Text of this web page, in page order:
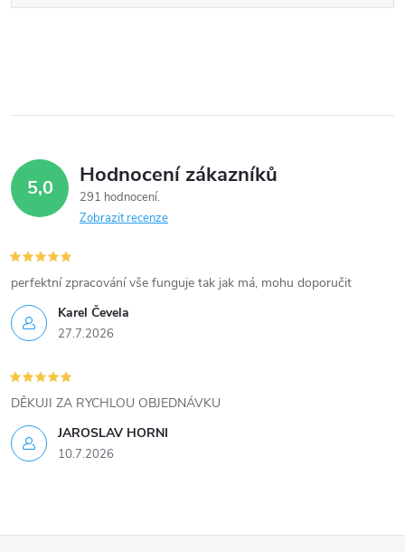
5,0 Hodnocení zákazníků
291 hodnocení
Zobrazit recenze
Karel Čevela
27.7.2026
perfektní zpracování vše funguje tak jak má, mohu doporučit
JAROSLAV HORNI
10.7.2026
DĚKUJI ZA RYCHLOU OBJEDNÁVKU